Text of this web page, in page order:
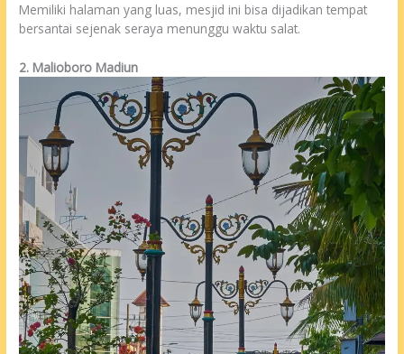
Memiliki halaman yang luas, mesjid ini bisa dijadikan tempat
bersantai sejenak seraya menunggu waktu salat.
2. Malioboro Madiun